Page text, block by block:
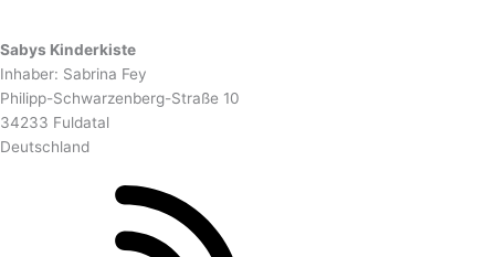
Sabys Kinderkiste
Inhaber: Sabrina Fey
Philipp-Schwarzenberg-Straße 10
34233 Fuldatal
Deutschland